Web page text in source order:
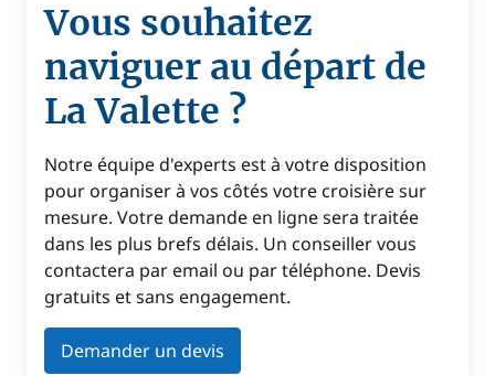
Vous souhaitez
naviguer au départ de
La Valette ?
Notre équipe d'experts est à votre disposition
pour organiser à vos côtés votre croisière sur
mesure. Votre demande en ligne sera traitée
dans les plus brefs délais. Un conseiller vous
contactera par email ou par téléphone. Devis
gratuits et sans engagement.
Demander un devis